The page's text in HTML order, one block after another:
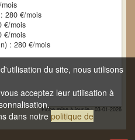
280 €/mois
€/mois
€/mois
: 280 €/mois
Fiche mise à jour le : 03-01-2026
du site, nous utilisons
acceptez leur utilisation à
dans notre politique de